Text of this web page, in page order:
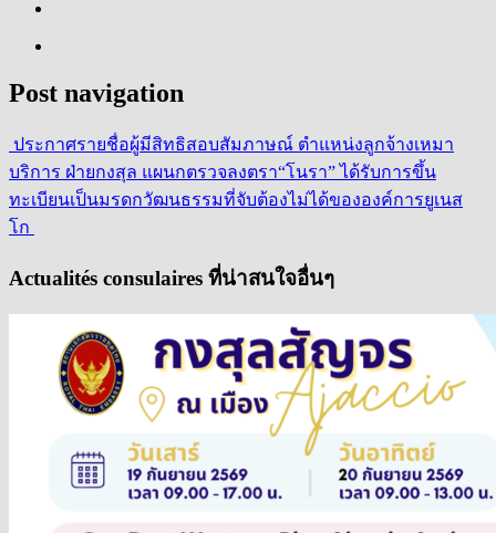
Post navigation
ประกาศรายชื่อผู้มีสิทธิสอบสัมภาษณ์ ตำแหน่งลูกจ้างเหมา
บริการ ฝ่ายกงสุล แผนกตรวจลงตรา“โนรา” ได้รับการขึ้น
ทะเบียนเป็นมรดกวัฒนธรรมที่จับต้องไม่ได้ขององค์การยูเนส
โก
Actualités consulaires ที่น่าสนใจอื่นๆ